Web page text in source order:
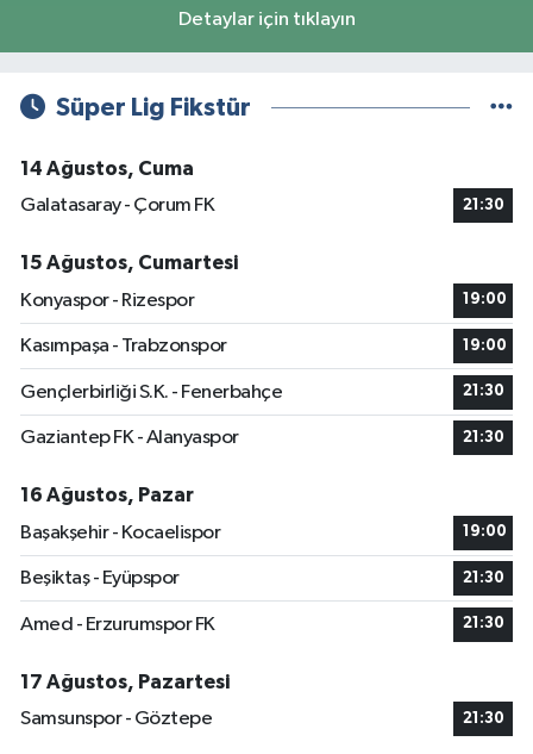
Detaylar için tıklayın
Süper Lig Fikstür
14 Ağustos, Cuma
Galatasaray - Çorum FK
21:30
15 Ağustos, Cumartesi
Konyaspor - Rizespor
19:00
Kasımpaşa - Trabzonspor 19:00
Gençlerbirliği S.K. - Fenerbahçe 21:30
Gaziantep FK - Alanyaspor 21:30
16 Ağustos, Pazar
Başakşehir - Kocaelispor
19:00
Beşiktaş - Eyüpspor 21:30
Amed - Erzurumspor FK 21:30
17 Ağustos, Pazartesi
Samsunspor - Göztepe
21:30